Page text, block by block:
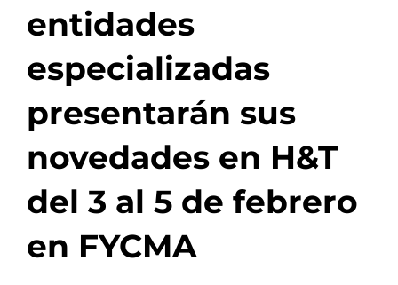
entidades
especializadas
presentarán sus
novedades en H&T
del 3 al 5 de febrero
en FYCMA